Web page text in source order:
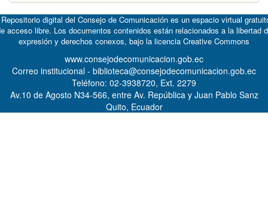
digital del Consejo de Comunicación es un espacio virtual
acceso libre. Los documentos contenidos están relacionados a la libertad
expresión y derechos conexos, bajo la licencia Creative Commons
www.consejodecomunicacion.gob.ec
Correo institucional - biblioteca@consejodecomunicacion.gob.ec
Teléfono: 02-3938720, Ext. 2279
Av.10 de Agosto N34-566, entre Av. República y Juan Pablo Sanz
Quito, Ecuador